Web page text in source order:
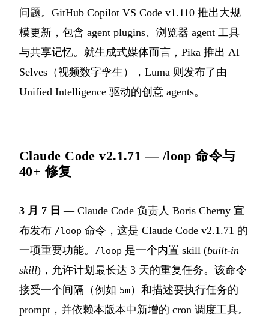
问题。GitHub Copilot VS Code v1.110 推出大规
模更新，包含 agent plugins、浏览器 agent 工具
与共享记忆。就生成式媒体而言，Pika 推出 AI
Selves（视频数字孪生），Luma 则发布了由
Unified Intelligence 驱动的创意 agents。
Claude Code v2.1.71 — /loop 命令与
40+ 修复
3 月 7 日 — Claude Code 负责人 Boris Cherny 宣
布发布 /loop 命令，这是 Claude Code v2.1.71 的
一项重要功能。
/loop 是一个内置 skill (built-in
skill)，允许计划最长达 3 天的重复任务。该命令
接受一个间隔（例如 5m）和描述要执行任务的
prompt，并依赖本版本中新增的 cron 调度工具。